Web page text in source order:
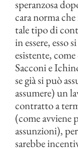
speranzosa
cara norma
tale tipo di
in essere, esso
esistente,
Sacconi e
se già si può
assumere) un
contratto a
(come avviene
assunzioni),
sarebbe